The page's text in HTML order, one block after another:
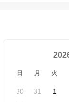
日 月 火
30 31 1